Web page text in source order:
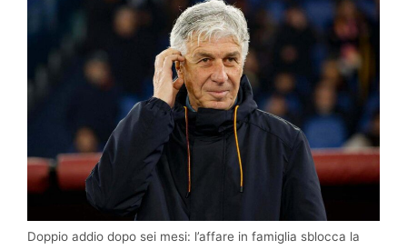
Doppio addio dopo sei mesi: l’affare in famiglia sblocca la